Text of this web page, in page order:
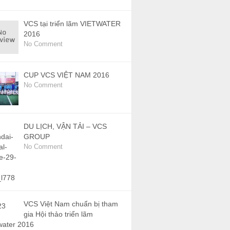
VCS tại triển lãm VIETWATER
2016
No Comment
CUP VCS VIỆT NAM 2016
No Comment
DU LỊCH, VẬN TẢI – VCS
GROUP
No Comment
VCS Việt Nam chuẩn bị tham
gia Hội thảo triển lãm
2016